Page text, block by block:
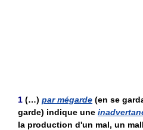
1 (…) par mégarde (en se
garde) indique une
la production d'un mal, un